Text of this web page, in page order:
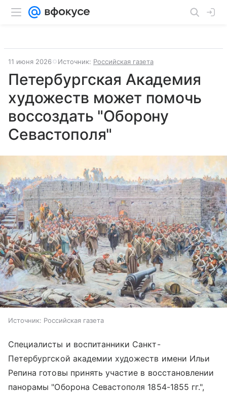
11 июня 2026 Источник: Российская газета
Петербургская Академия
художеств может помочь
воссоздать "Оборону
Севастополя"
Источник: Российская газета
Специалисты и воспитанники Санкт-
Петербургской академии художеств имени Ильи
Репина готовы принять участие в восстановлении
панорамы "Оборона Севастополя 1854-1855 гг.",